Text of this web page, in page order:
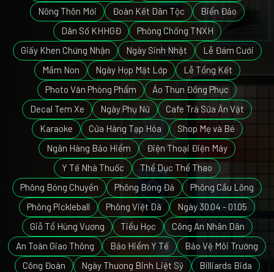
Nông Thôn Mới
Đoàn Kết Dân Tộc
Biển Đảo
Dân Số KHHGĐ
Phòng Chống TNXH
Giấy Khen Chứng Nhận
Ngày Sinh Nhật
Lễ Đám Cưới
Mầm Non
Ngày Họp Mặt Lớp
Lễ Tổng Kết
Photo Văn Phòng Phẩm
Áo Thun Đồng Phục
Decal Tem Xe
Ngày Phụ Nữ
Cafe Trà Sữa Ăn Vặt
Karaoke
Cửa Hàng Tạp Hóa
Shop Mẹ và Bé
Ngân Hàng Bảo Hiểm
Điện Thoại Điện Máy
Y Tế Nhà Thuốc
Thể Dục Thể Thao
Phông Bóng Chuyền
Phông Bóng Đá
Phông Cầu Lông
Phông Pickleball
Phông Việt Dã
Ngày 30.04 - 01.05
Giỗ Tổ Hùng Vương
Tiểu Học
Công An Nhân Dân
An Toàn Giao Thông
Bảo Hiểm Y Tế
Bảo Vệ Môi Trường
Công Đoàn
Ngày Thương Binh Liệt Sỹ
Billiards Bida